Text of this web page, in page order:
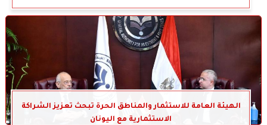
الهيئة العامة للاستثمار والمناطق الحرة تبحث تعزيز الشراكة
الاستثمارية مع اليونان